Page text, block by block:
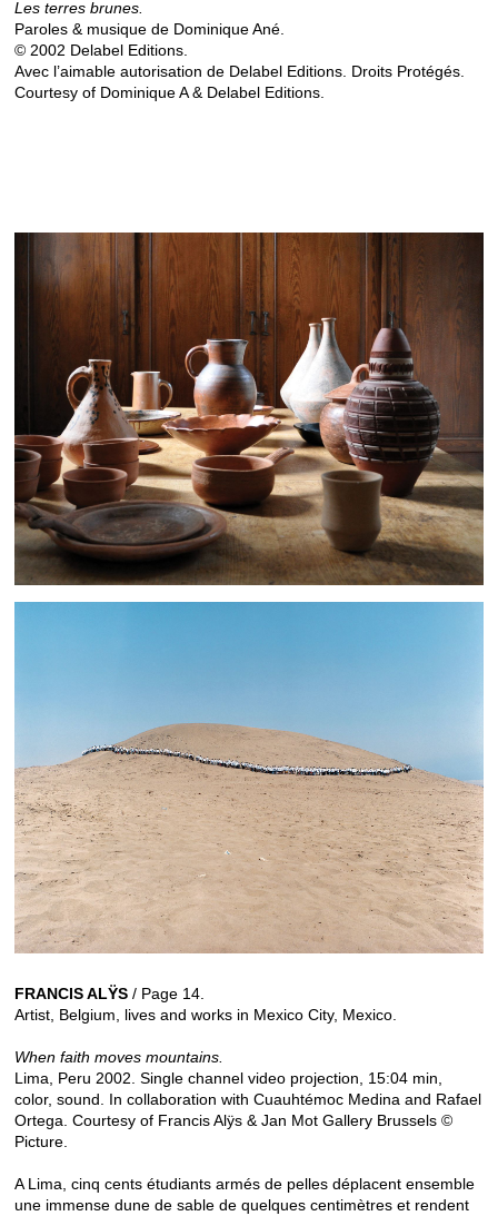
Les terres brunes.
Paroles & musique de Dominique Ané.
© 2002 Delabel Editions.
Avec l’aimable autorisation de Delabel Editions. Droits Protégés.
Courtesy of Dominique A & Delabel Editions.
FRANCIS ALŸS / Page 14.
Artist, Belgium, lives and works in Mexico City, Mexico.
When faith moves mountains.
Lima, Peru 2002. Single channel video projection, 15:04 min,
color, sound. In collaboration with Cuauhtémoc Medina and Rafael
Ortega. Courtesy of Francis Alÿs & Jan Mot Gallery Brussels ©
Picture.
A Lima, cinq cents étudiants armés de pelles déplacent ensemble
une immense dune de sable de quelques centimètres et rendent